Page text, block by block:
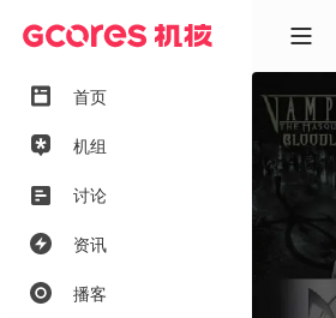
首页
机组
讨论
资讯
播客